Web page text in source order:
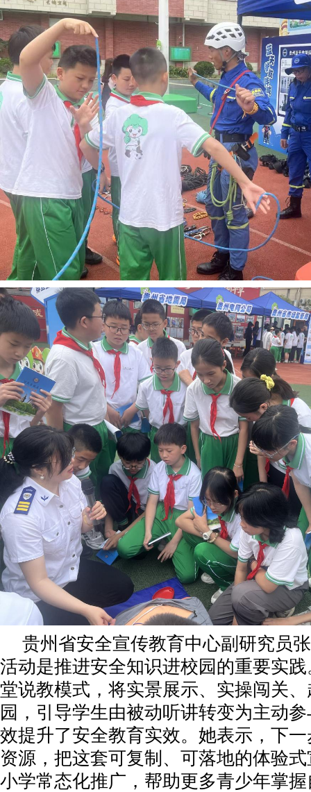
贵州省安全宣传教育中心副研究员
活动是推进安全知识进校园的重要实
堂说教模式，将实景展示、实操闯关
园，引导学生由被动听讲转变为主动
效提升了安全教育实效。她表示，下
资源，把这套可复制、可落地的体验
小学常态化推广，帮助更多青少年掌